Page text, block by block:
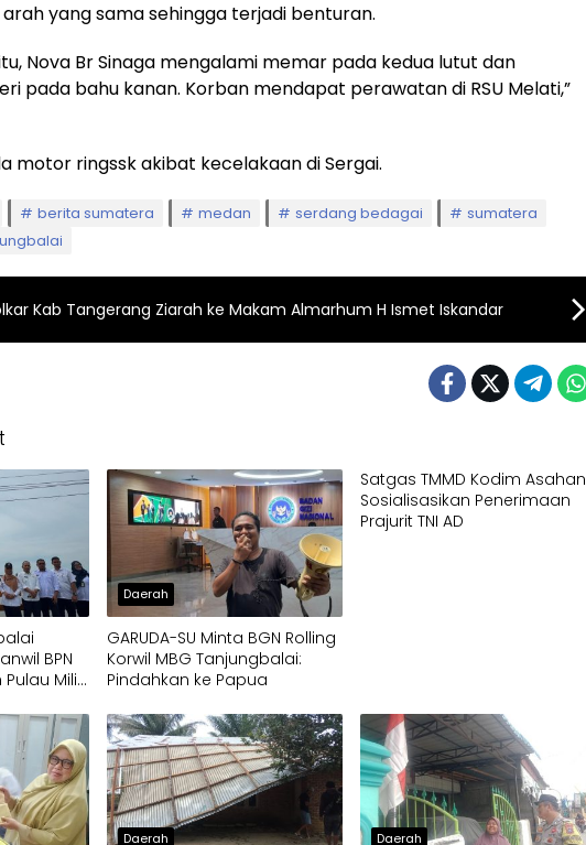
yang sama sehingga terjadi benturan.
Nova Br Sinaga mengalami memar pada kedua lutut dan
pada bahu kanan. Korban mendapat perawatan di RSU Melati,”
motor ringssk akibat kecelakaan di Sergai.
berita sumatera medan serdang bedagai
sumatera
Kab Tangerang Ziarah ke Makam Almarhum H Ismet Iskandar
BPN
Milik
Daerah
GARUDA-SU Minta BGN Rolling
Korwil MBG Tanjungbalai:
Pindahkan ke Papua
Satgas TMMD Kodim Asahan
Sosialisasikan Penerimaan
Prajurit TNI AD
Daerah Daerah